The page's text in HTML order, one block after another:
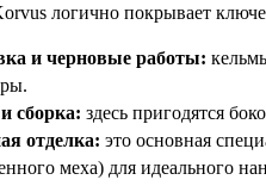
логично покрывает
и черновые работы:
сборка: здесь пригодятся
отделка: это основная
меха) для идеального